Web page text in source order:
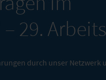
29.
durch unser Netzwerk